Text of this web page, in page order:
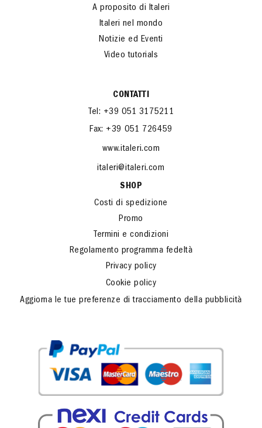
A proposito di Italeri
Italeri nel mondo
Notizie ed Eventi
Video tutorials
CONTATTI
Tel: +39 051 3175211
Fax: +39 051 726459
www.italeri.com
italeri@italeri.com
SHOP
Costi di spedizione
Promo
Termini e condizioni
Regolamento programma fedeltà
Privacy policy
Cookie policy
Aggiorna le tue preferenze di tracciamento della pubblicità